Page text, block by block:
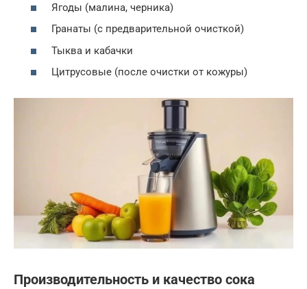
Ягоды (малина, черника)
Гранаты (с предварительной очисткой)
Тыква и кабачки
Цитрусовые (после очистки от кожуры)
Производительность и качество сока